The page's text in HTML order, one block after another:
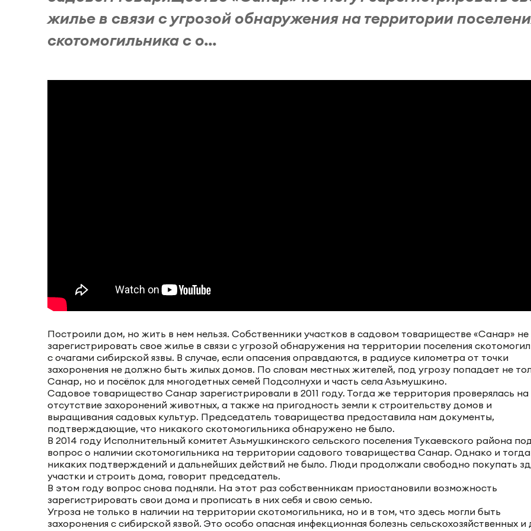
жилье в связи с угрозой обнаружения на территории
скотомогильника с о...
Построили дом, но жить в нем нельзя. Собственники участков в садовом товариществе «Санар» не
зарегистрировать свое жилье в связи с угрозой обнаружения на территории поселения
с очагами сибирской язвы. В случае, если опасения оправдаются, в радиусе километра от точки
захоронения не должно быть жилых домов. По словам местных жителей, под угрозу попадает не
Санар, но и посёлок для многодетных семей Подсолнухи и часть села Азьмушкино.
Садовое товарищество Санар зарегистрировали в 2011 году. Тогда же территория проверялась на
отсутствие захоронений животных, а также на пригодность земли к строительству домов и
выращивания садовых культур. Председатель товарищества предоставила нам документы,
подтверждающие, что никакого скотомогильника обнаружено не было.
В 2014 году Исполнительный комитет Азьмушкинского сельского поселения Тукаевского района
вопрос о наличии скотомогильника на территории садового товарищества Санар. Однако и тогда
никаких подтверждений и дальнейших действий не было. Люди продолжали свободно покупать
участки и строить дома, говорит председатель.
В этом году вопрос снова подняли. На этот раз собственникам приостановили возможность
зарегистрировать свои дома и прописать в них себя и свою семью.
Угроза не только в наличии на территории скотомогильника, но и в том, что здесь могли быть
захоронения с сибирской язвой. Это особо опасная инфекционная болезнь сельскохозяйственных и